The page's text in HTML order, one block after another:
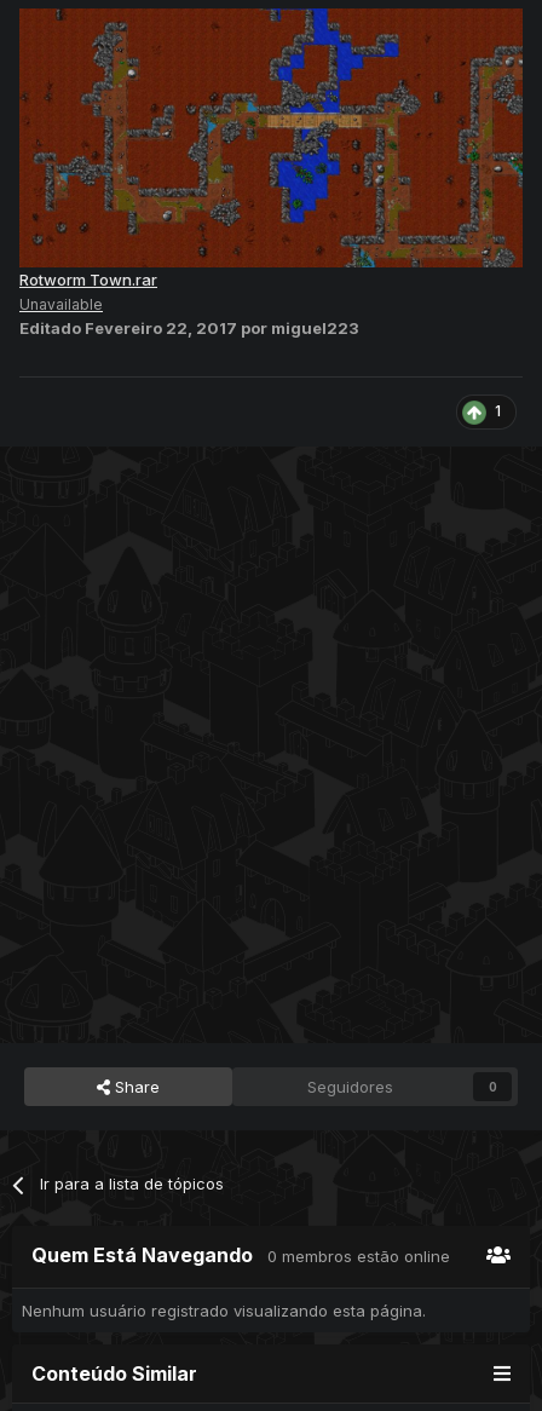
Rotworm Town.rar
Unavailable
Editado Fevereiro 22, 2017 por miguel223
1
Share Seguidores 0
Ir para a lista de tópicos
Quem Está Navegando 0 membros estão online
Nenhum usuário registrado visualizando esta página.
Conteúdo Similar